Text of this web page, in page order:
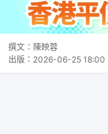
撰文： 陳映蓉
出版： 2026-06-25 18:00